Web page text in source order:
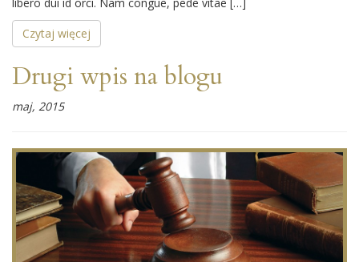
Czytaj więcej
Drugi wpis na blogu
maj, 2015